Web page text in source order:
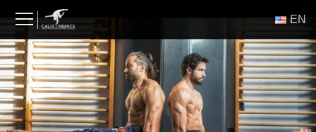
content
ΕΝ